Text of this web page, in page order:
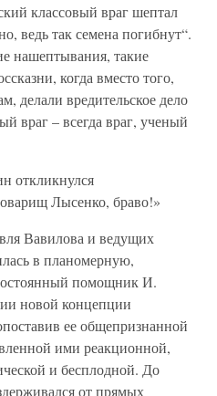
классовый враг шептал
ведь так семена погибнут“.
нашептывания, такие
когда вместо того,
делали вредительское дело
враг – всегда враг, ученый
откликнулся
Лысенко, браво!»
Вавилова и ведущих
в планомерную,
помощник И.
новой концепции
ее общепризнанной
ими реакционной,
и бесплодной. До
от прямых